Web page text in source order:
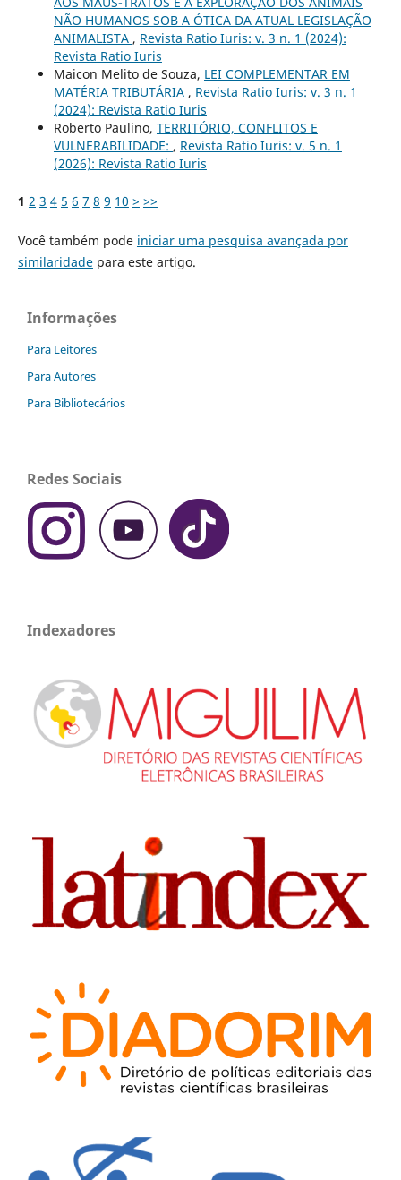
NÃO HUMANOS SOB A ÓTICA DA ATUAL LEGISLAÇÃO
ANIMALISTA , Revista Ratio Iuris: v. 3 n. 1 (2024):
Revista Ratio Iuris
Maicon Melito de Souza, LEI COMPLEMENTAR EM
MATÉRIA TRIBUTÁRIA , Revista Ratio Iuris: v. 3 n. 1
(2024): Revista Ratio Iuris
Roberto Paulino, TERRITÓRIO, CONFLITOS E
VULNERABILIDADE: , Revista Ratio Iuris: v. 5 n. 1
(2026): Revista Ratio Iuris
1 2 3 4 5 6 7 8 9 10 > >>
Você também pode iniciar uma pesquisa avançada por
similaridadepara este artigo.
Informações
Para Leitores
Para Autores
Para Bibliotecários
Redes Sociais
Indexadores